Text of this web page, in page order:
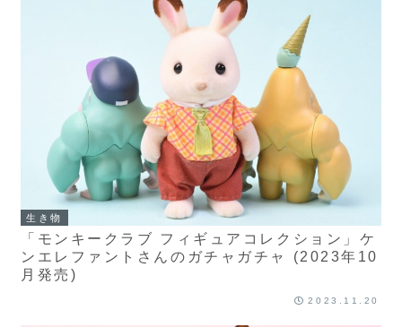
生き物
「モンキークラブ フィギュアコレクション」ケ
ンエレファントさんのガチャガチャ (2023年10
月発売)
2023.11.20